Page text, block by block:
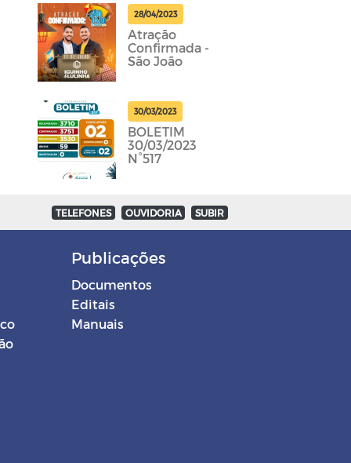
28/04/2023
Atração
Confirmada -
São João
30/03/2023
BOLETIM
30/03/2023
N°517
TELEFONES OUVIDORIA SUBIR
Publicações
Documentos
Editais
Manuais